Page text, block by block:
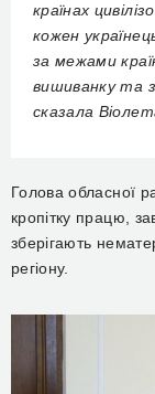
країнах
кожен
за межами
вишиванку та
сказала
Голова обласної
кропітку працю,
зберігають
регіону.